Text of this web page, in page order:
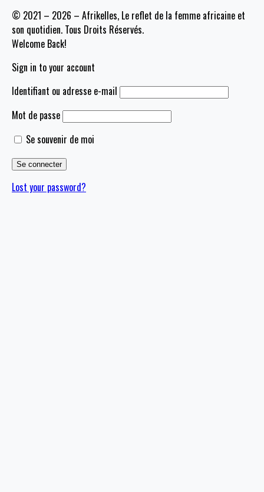
© 2021 – 2026 – Afrikelles, Le reflet de la femme africaine et
son quotidien. Tous Droits Réservés.
Welcome Back!
Sign in to your account
Identifiant ou adresse e-mail
Mot de passe
Se souvenir de moi
Lost your password?